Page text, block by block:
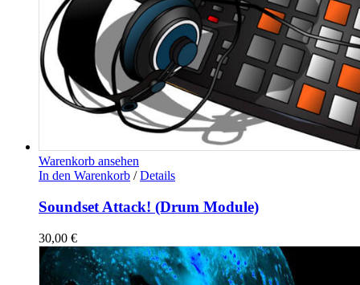
Warenkorb ansehen
In den Warenkorb / Details
Soundset Attack! (Drum Module)
30,00 €